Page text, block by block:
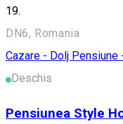
19.
DN6, Romania
Cazare - Dolj Pensiune
Deschis
Pensiunea Style